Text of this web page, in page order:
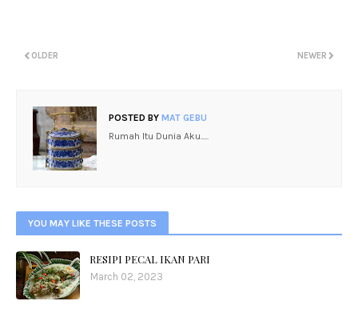
NEWER
OLDER
POSTED BY MAT GEBU
Rumah Itu Dunia Aku.....
YOU MAY LIKE THESE POSTS
RESIPI PECAL IKAN PARI
March 02, 2023